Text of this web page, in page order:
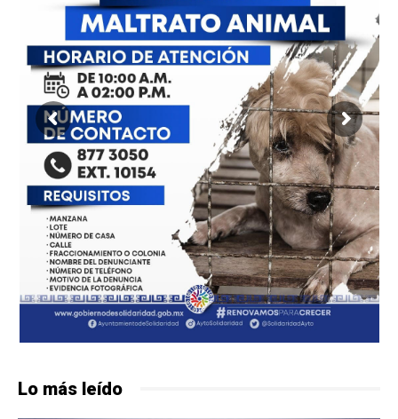
Lo más leído